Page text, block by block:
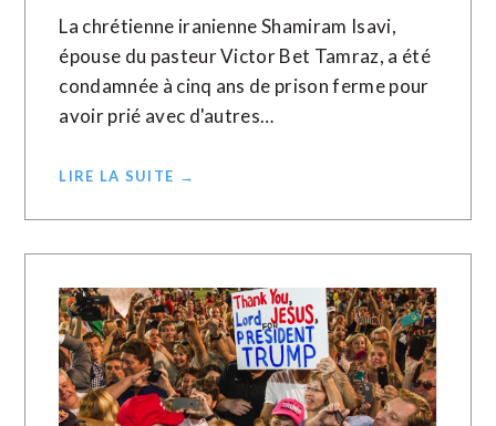
La chrétienne iranienne Shamiram Isavi,
épouse du pasteur Victor Bet Tamraz, a été
condamnée à cinq ans de prison ferme pour
avoir prié avec d'autres…
LIRE LA SUITE →